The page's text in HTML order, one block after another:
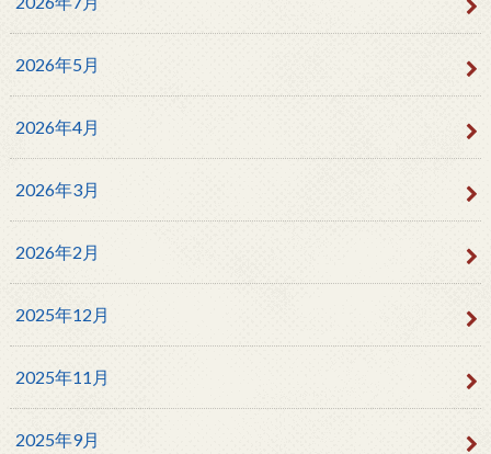
2026年5月
2026年4月
2026年3月
2026年2月
2025年12月
2025年11月
2025年9月